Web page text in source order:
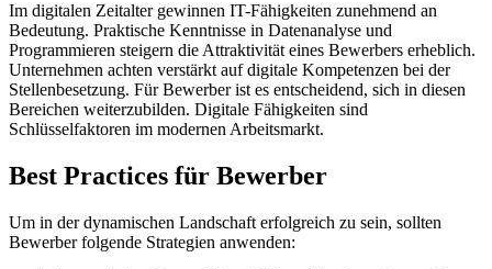
Im digitalen Zeitalter gewinnen IT-Fähigkeiten zunehmend an
Bedeutung. Praktische Kenntnisse in Datenanalyse und
Programmieren steigern die Attraktivität eines Bewerbers erheblich.
Unternehmen achten verstärkt auf digitale Kompetenzen bei der
Stellenbesetzung. Für Bewerber ist es entscheidend, sich in diesen
Bereichen weiterzubilden. Digitale Fähigkeiten sind
Schlüsselfaktoren im modernen Arbeitsmarkt.
Best Practices für Bewerber
Um in der dynamischen Landschaft erfolgreich zu sein, sollten
Bewerber folgende Strategien anwenden: